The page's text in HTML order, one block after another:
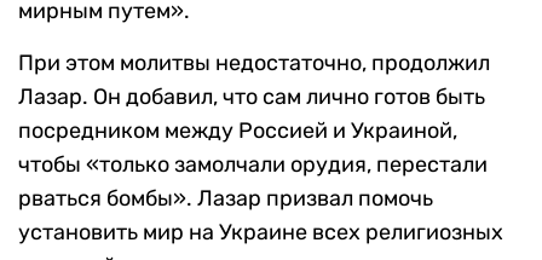
мирным путем».
При этом молитвы недостаточно, продолжил
Лазар. Он добавил, что сам лично готов быть
посредником между Россией и Украиной,
чтобы «только замолчали орудия, перестали
рваться бомбы». Лазар призвал помочь
установить мир на Украине всех религиозных